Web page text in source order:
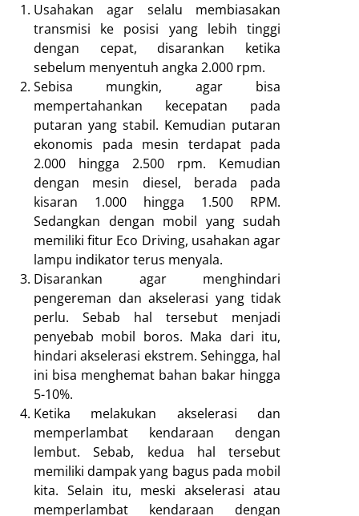
Usahakan agar selalu membiasakan
transmisi ke posisi yang lebih tinggi
dengan cepat, disarankan ketika
sebelum menyentuh angka 2.000 rpm.
Sebisa mungkin, agar bisa
mempertahankan kecepatan pada
putaran yang stabil. Kemudian putaran
ekonomis pada mesin terdapat pada
2.000 hingga 2.500 rpm. Kemudian
dengan mesin diesel, berada pada
kisaran 1.000 hingga 1.500 RPM.
Sedangkan dengan mobil yang sudah
memiliki fitur Eco Driving, usahakan agar
lampu indikator terus menyala.
Disarankan agar menghindari
pengereman dan akselerasi yang tidak
perlu. Sebab hal tersebut menjadi
penyebab mobil boros. Maka dari itu,
hindari akselerasi ekstrem. Sehingga, hal
ini bisa menghemat bahan bakar hingga
5-10%.
Ketika melakukan akselerasi dan
memperlambat kendaraan dengan
lembut. Sebab, kedua hal tersebut
memiliki dampak yang bagus pada mobil
kita. Selain itu, meski akselerasi atau
memperlambat kendaraan dengan